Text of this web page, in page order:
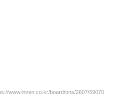
www.inven.co.kr/board/bns/2607/59070